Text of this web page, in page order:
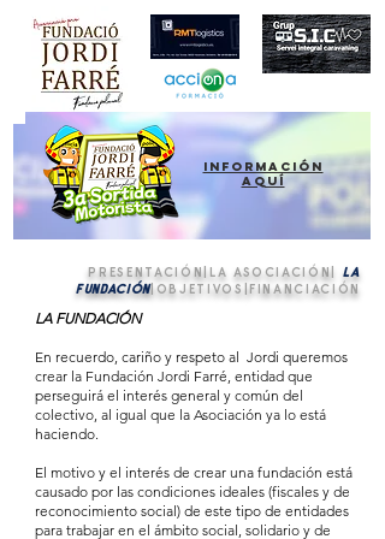
información
aquí
PRESENTACIÓN|LA ASOCIACIÓN|
LA
FUNDACIÓN|OBJETIVOS |FINANCIACIÓN
LA FUNDACIÓN
En recuerdo, cariño y respeto al Jordi queremos
crear la Fundación Jordi Farré, entidad que
perseguirá el interés general y común del
colectivo, al igual que la Asociación ya lo está
haciendo.
El motivo y el interés de crear una fundación está
causado por las condiciones ideales (fiscales y de
reconocimiento social) de este tipo de entidades
para trabajar en el ámbito social, solidario y de